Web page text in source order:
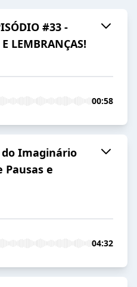
#33 -
LEMBRANÇAS!
00:58
Imaginário
Pausas e
04:32